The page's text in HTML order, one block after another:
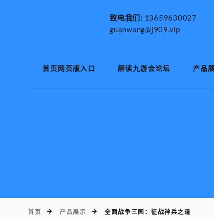
致电我们: 13659630027
guanwang@j909.vip
首页网页版入口 解读九游会论坛 产品
首页 产品展示 全面战争三国：征战神兵之道